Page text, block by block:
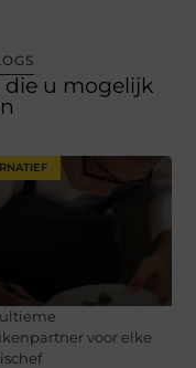
die u mogelijk
voor elke